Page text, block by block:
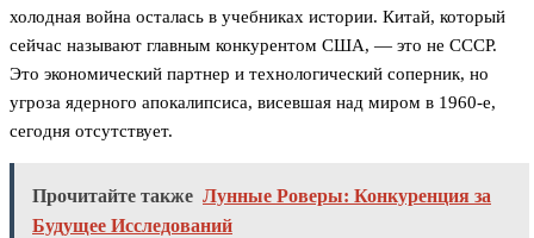
холодная война осталась в учебниках истории. Китай, который
сейчас называют главным конкурентом США, — это не СССР.
Это экономический партнер и технологический соперник, но
угроза ядерного апокалипсиса, висевшая над миром в 1960-е,
сегодня отсутствует.
Прочитайте также Лунные Роверы: Конкуренция за
Будущее Исследований